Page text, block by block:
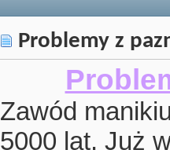
Problemy z
Zawód
5000 lat. Już